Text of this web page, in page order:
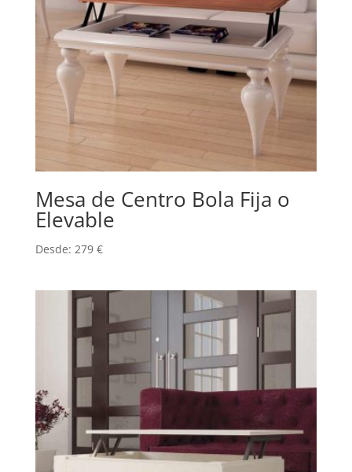
Mesa de Centro Bola Fija o
Elevable
Desde: 279 €